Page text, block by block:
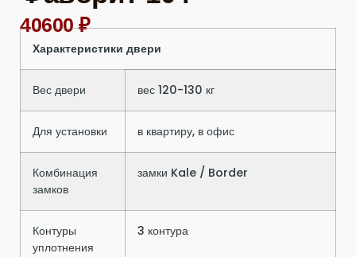
40600₽
Характеристики двери
Вес двери вес 120-130 кг
Для установки в квартиру, в офис
Комбинация
замков
замки Kale / Border
Контуры
уплотнения
3 контура